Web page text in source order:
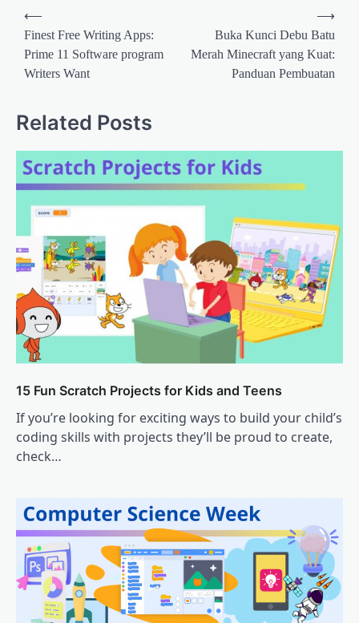
Post
navigation
⟵
Finest Free Writing Apps:
Prime 11 Software program
Writers Want
Buka Kunci Debu Batu
Merah Minecraft yang Kuat:
Panduan Pembuatan
⟶
Related Posts
15 Fun Scratch Projects for Kids and Teens
If you’re looking for exciting ways to build your child’s
coding skills with projects they’ll be proud to create,
check…